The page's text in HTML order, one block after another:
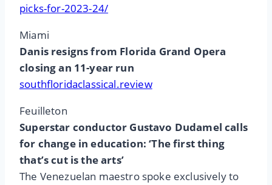
picks-for-2023-24/
Miami
Danis resigns from Florida Grand Opera
closing an 11-year run
southfloridaclassical.review
Feuilleton
Superstar conductor Gustavo Dudamel calls
for change in education: ‘The first thing
that’s cut is the arts’
The Venezuelan maestro spoke exclusively to